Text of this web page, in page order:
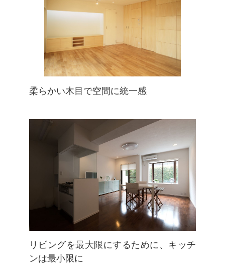
柔らかい木目で空間に統一感
リビングを最大限にするために、キッチ
ンは最小限に